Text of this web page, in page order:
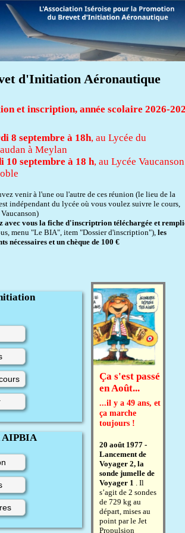
d'Initiation Aéronautique
et inscription, année scolaire 2026-
8 septembre à 18h, au Lycée du
à Meylan
10 septembre à 18 h, au Lycée Vaucanson
venir à l'une ou l'autre de ces réunion (le lieu de la
indépendant du lycée où vous voulez suivre le cours,
avec vous la fiche d'inscriptrion téléchargée et
menu "Le BIA", item "Dossier d'inscription"), les
nécessaires et un chèque de 100 €
AIPBIA
Ça s'est passé
en Août...
...il y a 49 ans, et
ça marche
toujours !
20 août 1977 -
Lancement de
Voyager 2, la
sonde jumelle de
Voyager 1
. Il
s’agit de 2 sondes
de 729 kg au
départ, mises au
point par le Jet
Propulsion